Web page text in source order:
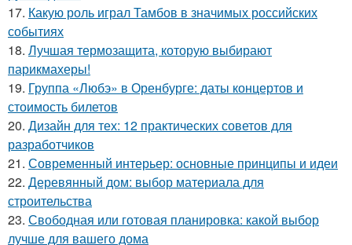
17. Какую роль играл Тамбов в значимых российских
событиях
18. Лучшая термозащита, которую выбирают
парикмахеры!
19. Группа «Любэ» в Оренбурге: даты концертов и
стоимость билетов
20. Дизайн для тех: 12 практических советов для
разработчиков
21. Современный интерьер: основные принципы и идеи
22. Деревянный дом: выбор материала для
строительства
23. Свободная или готовая планировка: какой выбор
лучше для вашего дома